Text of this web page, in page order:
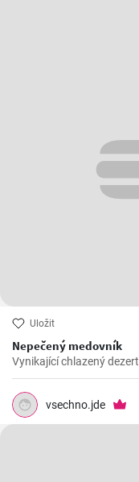
Uložit
Nepečený medovník
Vynikající chlazený dezert
vsechno.jde